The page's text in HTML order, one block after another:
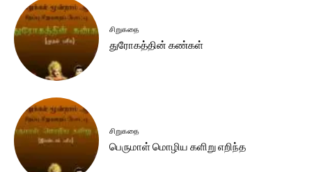
சிறுகதை
துரோகத்தின் கண்கள்
சிறுகதை
பெருமாள் மொழிய களிறு எறிந்த